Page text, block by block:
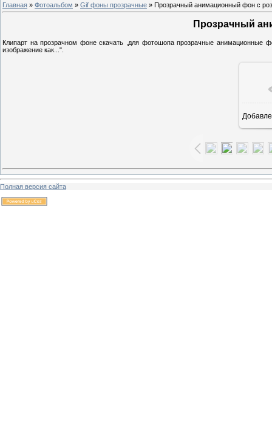
Главная » Фотоальбом » Gif фоны прозрачные » Прозрачный анимационный фон с
Прозрачный
Клипарт на прозрачном фоне скачать ,для фотошопа прозрачные анимационные
изображение как...".
Полная версия сайта